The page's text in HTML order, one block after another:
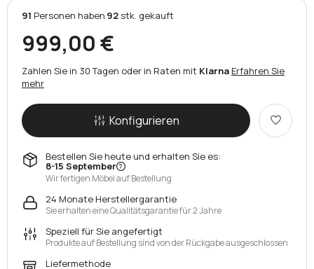
91 Personen haben 92stk. gekauft
999,00 €
Zahlen Sie in 30 Tagen oder in Raten mit Klarna Erfahren Sie
mehr
Konfigurieren
Bestellen Sie heute und erhalten Sie es:
8-15 September
Wir fertigen Möbel auf Bestellung
24 Monate Herstellergarantie
Sie erhalten eine Qualitätsgarantie für 2 Jahre
Speziell für Sie angefertigt
Produkte auf Bestellung sind von der Rückgabe ausgeschlossen
Liefermethode